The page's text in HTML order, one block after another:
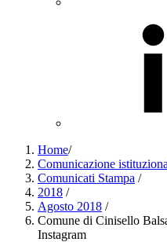
Home/
Comunicazione
Comunicati Stampa /
2018 /
Agosto 2018 /
Comune di Cinisello
Instagram